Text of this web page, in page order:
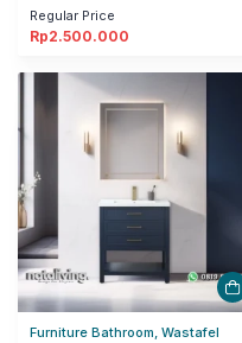
Regular Price
Rp2.500.000
Furniture Bathroom, Wastafel